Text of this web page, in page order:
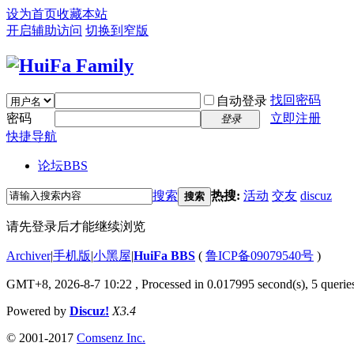
设为首页收藏本站
开启辅助访问 切换到窄版
自动登录 找回密码
密码
登录
立即注册
快捷导航
论坛BBS
搜索 搜索 热搜: 活动 交友 discuz
请先登录后才能继续浏览
Archiver|手机版|小黑屋|HuiFa BBS ( 鲁ICP备09079540号 )
GMT+8, 2026-8-7 10:22 , Processed in 0.017995 second(s), 5
Powered by Discuz! X3.4
© 2001-2017 Comsenz Inc.